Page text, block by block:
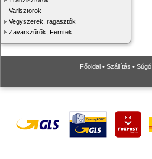
Varisztorok
Vegyszerek, ragasztók
Zavarszűrők, Ferritek
Főoldal • Szállítás • Súgó